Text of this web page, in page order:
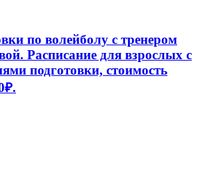
по волейболу с тренером
Расписание для взрослых с
подготовки, стоимость